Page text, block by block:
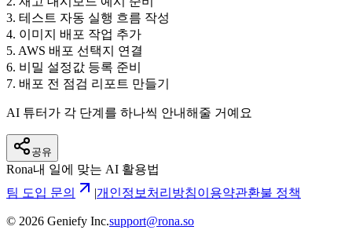
3. 테스트 자동 실행 흐름 작성
4. 이미지 배포 작업 추가
5. AWS 배포 선택지 연결
6. 비밀 설정값 등록 준비
7. 배포 전 점검 리포트 만들기
AI 튜터가 각 단계를 하나씩 안내해줄 거예요
공유
Rona내 일에 맞는 AI 활용법
팀 도입 문의
|개인정보처리방침이용약관환불 정책
© 2026 Geniefy Inc.support@rona.so